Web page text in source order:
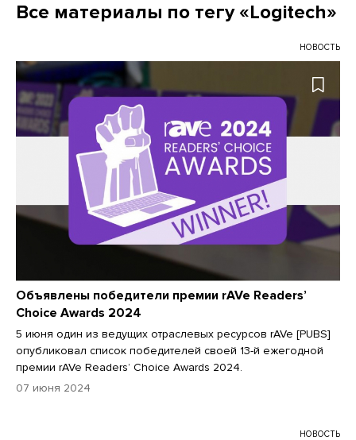
Все материалы по тегу «Logitech»
НОВОСТЬ
Объявлены победители премии rAVe Readers’
Choice Awards 2024
5 июня один из ведущих отраслевых ресурсов rAVe [PUBS]
опубликовал список победителей своей 13-й ежегодной
премии rAVe Readers’ Choice Awards 2024.
07 июня 2024
НОВОСТЬ